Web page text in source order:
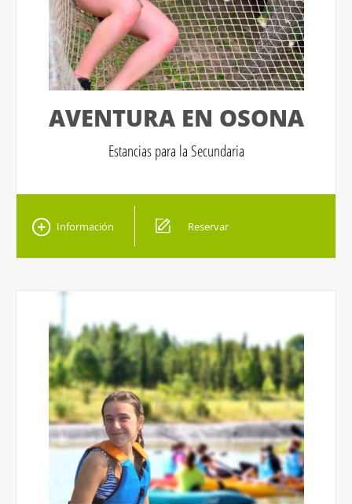
AVENTURA EN OSONA
Estancias para la Secundaria
Información Reservar